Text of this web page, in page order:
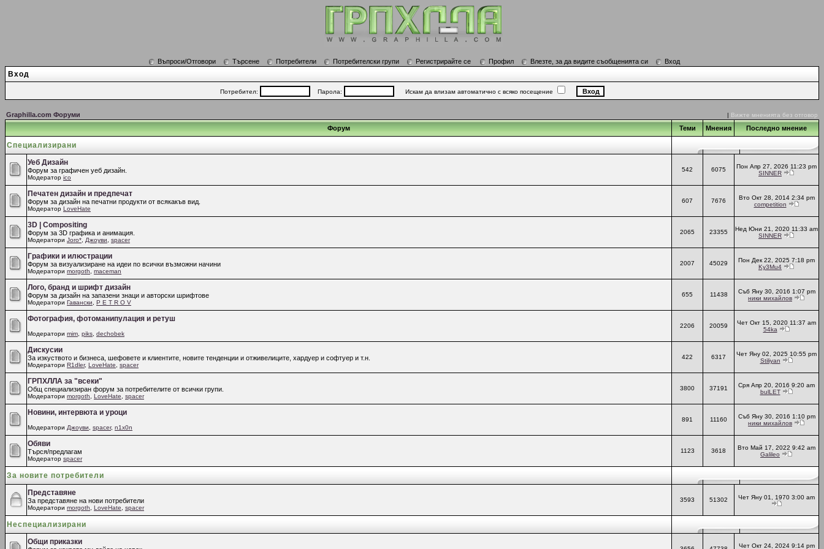
Въпроси/Отговори Търсене Потребители Потребителски групи Регистрирайте се Профил Влезте, за да видите съобщенията си Вход
Вход
Потребител: Парола: Искам да влизам автоматично с всяко посещение
Graphilla.com Форуми | Вижте мненията без отговор
Форум Теми Мнения Последно мнение
Специализирани
Уеб Дизайн
Форум за графичен уеб дизайн.
Модератор ico
542 6075
Пон Апр 27, 2026 11:23 pm
SINNER
Печатен дизайн и предпечат
Форум за дизайн на печатни продукти от всякакъв вид.
Модератор LoveHate
607 7676
Вто Окт 28, 2014 2:34 pm
competition
3D | Compositing
Форум за 3D графика и анимация.
Модератори Joro* Джоуви spacer
2065 23355
Нед Юни 21, 2020 11:33 am
SINNER
Графики и илюстрации
Форум за визуализиране на идеи по всички възможни начини
Модератори morgoth maceman
2007 45029
Пон Дек 22, 2025 7:18 pm
Ky3Mu4
Лого, бранд и шрифт дизайн
Форум за дизайн на запазени знаци и авторски шрифтове
Модератори Гавански P E T R O V
655 11438
Съб Яну 30, 2016 1:07 pm
ники михайлов
Фотография, фотоманипулация и ретуш
Модератори mim piks dechobek
2206 20059
Чет Окт 15, 2020 11:37 am
54ka
Дискусии
За изкуството и бизнеса, шефовете и клиентите, новите тенденции и отживелиците, хардуер и софтуер и т.н.
Модератори R1dler, LoveHate spacer
422 6317
Чет Яну 02, 2025 10:55 pm
Stiliyan
ГРПХЛЛА за "всеки"
Общ специализиран форум за потребителите от всички групи.
Модератори morgoth LoveHate spacer
3800 37191
Сря Апр 20, 2016 9:20 am
bulLET
Новини, интервюта и уроци
Модератори Джоуви spacer, n1x0n
891 11160
Съб Яну 30, 2016 1:10 pm
ники михайлов
Обяви
Търся/предлагам
Модератор spacer
1123 3618
Вто Май 17, 2022 9:42 am
Galileo
За новите потребители
Представяне
За представяне на нови потребители
Модератори morgoth LoveHate spacer
3593 51302 Чет Яну 01, 1970 3:00 am
Неспециализирани
Общи приказки
Чет Окт 24, 2024 9:14 pm